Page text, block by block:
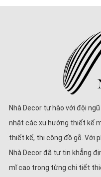
– Tủ bếp chữ U:Là lựa chọn
Nhà Decor tự hào với đội
nhật các xu hướng thiết kế
thiết kế, thi công đồ gỗ. Với
Nhà Decor đã tự tin khẳng
mĩ cao trong từng chi tiết